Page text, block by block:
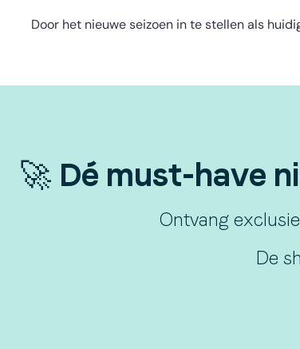
Door het nieuwe seizoen in te stellen als
🚀 Dé must-have
Ontvang
De